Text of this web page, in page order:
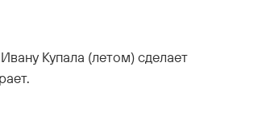
Купала (летом) сделает